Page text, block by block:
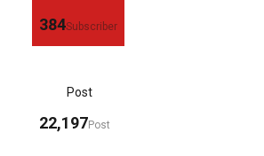
384Subscriber
Post
22,197Post